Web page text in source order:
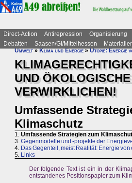
Direct-Action Antirepression Organisierung
Debatten
Saasen/GI/Mittelhessen
Umwelt»Klima und Energie»Utopie: Energie
UND
VERWIRKLICHEN!
Umfassende
Klimaschutz
1. Umfassende Strategien zum
3. Gegenmodelle und -projekte der
4. Das Gegenteil, meist Realität: Energie von
5. Links
Der folgende Text ist ein in der
entstandenes Positionspapier zum